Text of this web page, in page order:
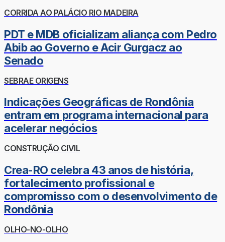
CORRIDA AO PALÁCIO RIO MADEIRA
PDT e MDB oficializam aliança com Pedro
Abib ao Governo e Acir Gurgacz ao
Senado
SEBRAE ORIGENS
Indicações Geográficas de Rondônia
entram em programa internacional para
acelerar negócios
CONSTRUÇÃO CIVIL
Crea-RO celebra 43 anos de história,
fortalecimento profissional e
compromisso com o desenvolvimento de
Rondônia
OLHO-NO-OLHO